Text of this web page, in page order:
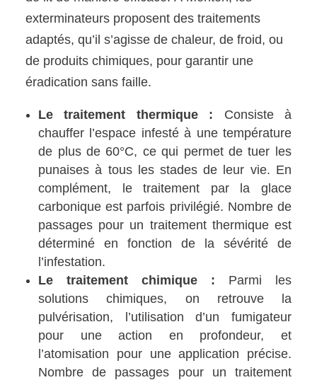
exterminateurs proposent des traitements
adaptés, qu’il s’agisse de chaleur, de froid, ou
de produits chimiques, pour garantir une
éradication sans faille.
Le traitement thermique : Consiste à
chauffer l’espace infesté à une température
de plus de 60°C, ce qui permet de tuer les
punaises à tous les stades de leur vie. En
complément, le traitement par la glace
carbonique est parfois privilégié. Nombre de
passages pour un traitement thermique est
déterminé en fonction de la sévérité de
l’infestation.
Le traitement chimique : Parmi les
solutions chimiques, on retrouve la
pulvérisation, l’utilisation d’un fumigateur
pour une action en profondeur, et
l’atomisation pour une application précise.
Nombre de passages pour un traitement